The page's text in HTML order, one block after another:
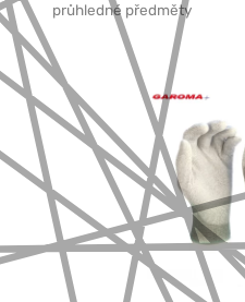
průhledné předměty